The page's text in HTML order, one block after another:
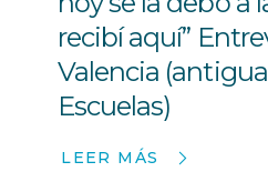
recibí aquí”
Valencia
Escuelas)
LEER MÁS